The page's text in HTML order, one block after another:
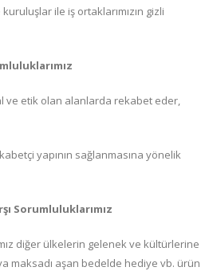
kuruluşlar ile iş ortaklarımızın gizli
ve etik olan alanlarda rekabet eder,
yapının sağlanmasına yönelik
Sorumluluklarımız
diğer ülkelerin gelenek ve kültürlerine
maksadı aşan bedelde hediye vb. ürün